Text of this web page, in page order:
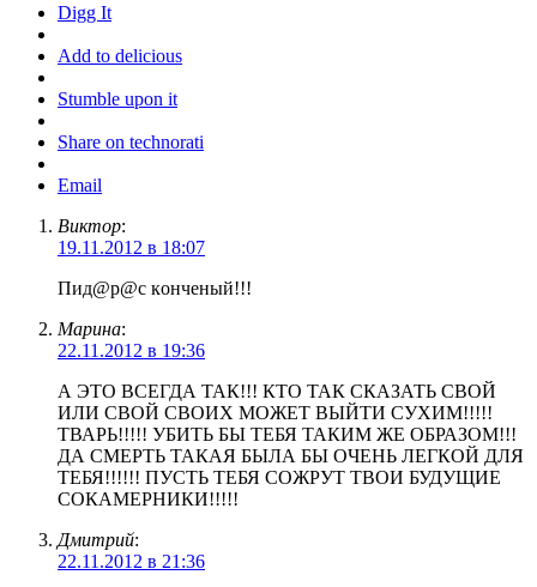
Digg It
Add to delicious
Stumble upon it
Share on technorati
Email
Виктор:
19.11.2012 в 18:07
Пид@р@с кoнченый!!!
Марина:
22.11.2012 в 19:36
А ЭТО ВСЕГДА ТАК!!! КТО ТАК СКАЗАТЬ СВОЙ
ИЛИ СВОЙ СВОИХ МОЖЕТ ВЫЙТИ СУХИМ!!!!!
ТВАРЬ!!!!! УБИТЬ БЫ ТЕБЯ ТАКИМ ЖЕ ОБРАЗОМ!!!
ДА СМЕРТЬ ТАКАЯ БЫЛА БЫ ОЧЕНЬ ЛЕГКОЙ ДЛЯ
ТЕБЯ!!!!!! ПУСТЬ ТЕБЯ СОЖРУТ ТВОИ БУДУЩИЕ
СОКАМЕРНИКИ!!!!!
Дмитрий:
22.11.2012 в 21:36